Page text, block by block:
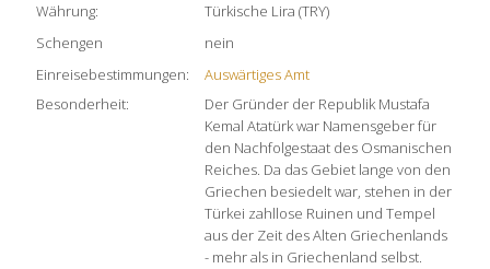
Währung:
Türkische Lira (TRY)
Schengen
nein
Einreisebestimmungen:
Auswärtiges Amt
Besonderheit:
Der Gründer der Republik Mustafa
Kemal Atatürk war Namensgeber für
den Nachfolgestaat des Osmanischen
Reiches. Da das Gebiet lange von den
Griechen besiedelt war, stehen in der
Türkei zahllose Ruinen und Tempel
aus der Zeit des Alten Griechenlands
- mehr als in Griechenland selbst.